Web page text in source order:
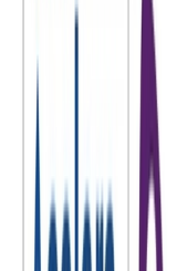
gratuito proporcionado
Diputación, ofrece
1. Acceso Gratuito y
acceso gratuito a
digital, con la
de la Diputación. Esto
facilitando la
madurez o conocimiento.